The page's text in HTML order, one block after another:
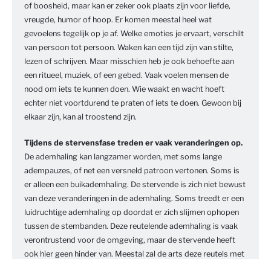
of boosheid, maar kan er zeker ook plaats zijn voor liefde,
vreugde, humor of hoop. Er komen meestal heel wat
gevoelens tegelijk op je af. Welke emoties je ervaart, verschilt
van persoon tot persoon. Waken kan een tijd zijn van stilte,
lezen of schrijven. Maar misschien heb je ook behoefte aan
een ritueel, muziek, of een gebed. Vaak voelen mensen de
nood om iets te kunnen doen. Wie waakt en wacht hoeft
echter niet voortdurend te praten of iets te doen. Gewoon bij
elkaar zijn, kan al troostend zijn.
Tijdens de stervensfase treden er vaak veranderingen op.
De ademhaling kan langzamer worden, met soms lange
adempauzes, of net een versneld patroon vertonen. Soms is
er alleen een buikademhaling. De stervende is zich niet bewust
van deze veranderingen in de ademhaling. Soms treedt er een
luidruchtige ademhaling op doordat er zich slijmen ophopen
tussen de stembanden. Deze reutelende ademhaling is vaak
verontrustend voor de omgeving, maar de stervende heeft
ook hier geen hinder van. Meestal zal de arts deze reutels met